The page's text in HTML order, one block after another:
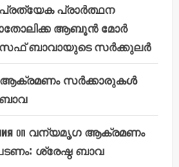
പ്രത്യേക പ്രാർത്ഥന
ആബൂൻ മോർ
ബാവായുടെ സർക്കുലർ
സർക്കാരുകൾ
on വന്യമൃഗ ആക്രമണം
ശ്രേഷ്ഠ ബാവ